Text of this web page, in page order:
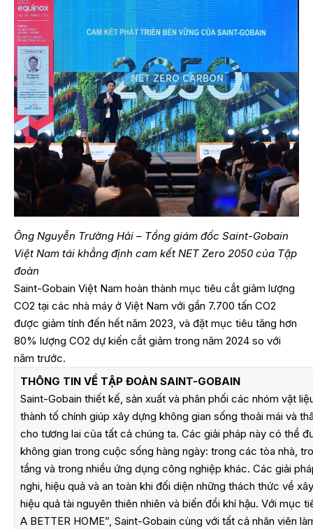
Ông Nguyễn Trường Hải – Tổng giám đốc Saint-Gobain
Việt Nam tái khẳng định cam kết NET Zero 2050 của Tập
đoàn
Saint-Gobain Việt Nam hoàn thành mục tiêu cắt giảm lượng
CO2 tại các nhà máy ở Việt Nam với gần 7.700 tấn CO2
được giảm tính đến hết năm 2023, và đặt mục tiêu tăng hơn
80% lượng CO2 dự kiến cắt giảm trong năm 2024 so với
năm trước.
THÔNG TIN VỀ TẬP ĐOÀN SAINT-GOBAIN
Saint-Gobain thiết kế, sản xuất và phân phối các nhóm vật
thành tố chính giúp xây dựng không gian sống thoải mái và
cho tương lai của tất cả chúng ta. Các giải pháp này có thể
không gian trong cuộc sống hàng ngày: trong các tòa nhà,
tầng và trong nhiều ứng dụng công nghiệp khác. Các giải
nghi, hiệu quả và an toàn khi đối diện những thách thức về
hiệu quả tài nguyên thiên nhiên và biến đổi khí hậu. Với mục
A BETTER HOME”, Saint-Gobain cùng với tất cả nhân viên